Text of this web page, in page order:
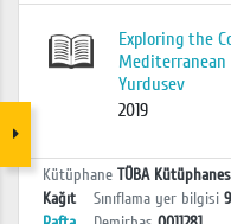
Exploring the
Yurdusev
2019
Kütüphane TÜBA
Kağıt
Sınıflama yer bilgisi